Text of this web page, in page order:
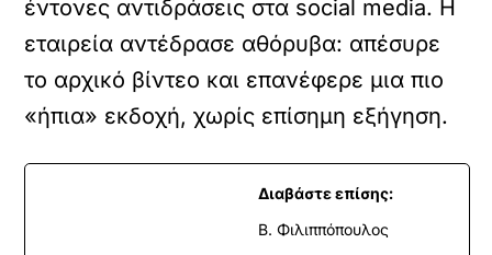
έντονες αντιδράσεις στα social media. Η
εταιρεία αντέδρασε αθόρυβα: απέσυρε
το αρχικό βίντεο και επανέφερε μια πιο
«ήπια» εκδοχή, χωρίς επίσημη εξήγηση.
Διαβάστε επίσης:
Β. Φιλιππόπουλος